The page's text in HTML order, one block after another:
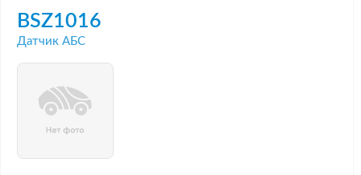
BSZ1016
Датчик АБС